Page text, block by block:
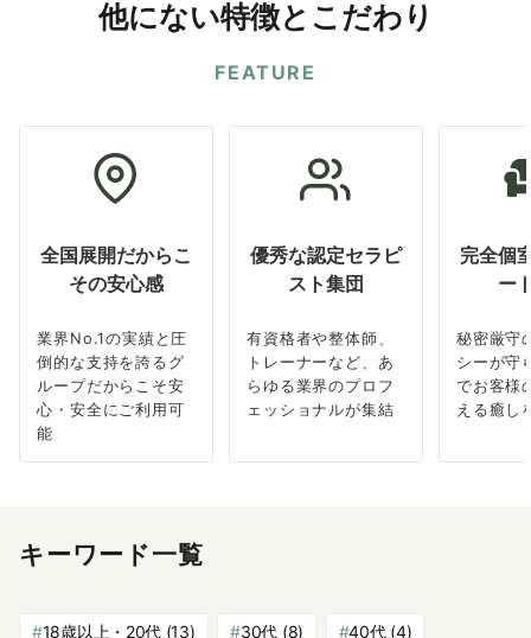
他にない特徴とこだわり
FEATURE
全国展開だからこ
その安心感
業界No.1の実績と圧
倒的な支持を誇るグ
ループだからこそ安
心・安全にご利用可
能
優秀な認定セラピ
スト集団
有資格者や整体師、
トレーナーなど、あ
らゆる業界のプロフ
ェッショナルが集結
完全個
ー
秘密厳守
シーが守
でお客様
える癒し
キーワード一覧
18歳以上・20代 (13) 30代 (8) 40代(4)